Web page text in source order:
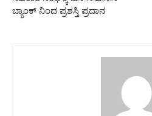
ಬ್ಯಾಂಕ್‌ ನಿಂದ ಪ್ರಶಸ್ತಿ ಪ್ರದಾನ